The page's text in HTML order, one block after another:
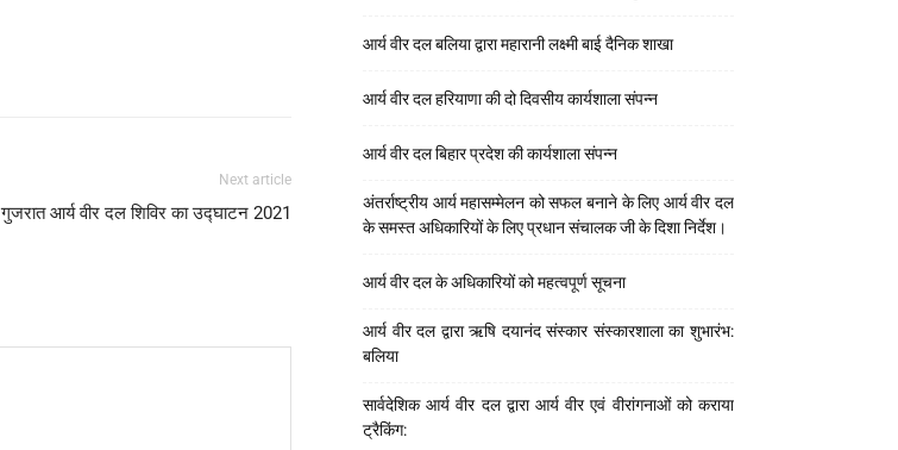
Next article
गुजरात आर्य वीर दल शिविर का उद्घाटन 2021
आर्य वीर दल बलिया द्वारा महारानी लक्ष्मी बाई दैनिक शाखा
आर्य वीर दल हरियाणा की दो दिवसीय कार्यशाला संपन्न
आर्य वीर दल बिहार प्रदेश की कार्यशाला संपन्न
अंतर्राष्ट्रीय आर्य महासम्मेलन को सफल बनाने के लिए आर्य वीर दल
के समस्त अधिकारियों के लिए प्रधान संचालक जी के दिशा निर्देश।
आर्य वीर दल के अधिकारियों को महत्वपूर्ण सूचना
आर्य वीर दल द्वारा ऋषि दयानंद संस्कार संस्कारशाला का शुभारंभ:
बलिया
सार्वदेशिक आर्य वीर दल द्वारा आर्य वीर एवं वीरांगनाओं को कराया
ट्रैकिंग: